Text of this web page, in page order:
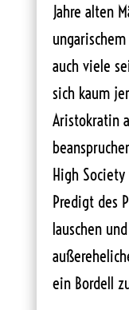
Jahre alten
auch viele
sich kaum
Aristokratin
High
Predigt des
lauschen
ein Bordell